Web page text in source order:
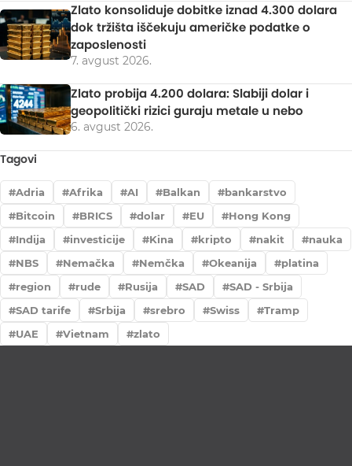
Zlato konsoliduje dobitke iznad 4.300 dolara
dok tržišta iščekuju američke podatke o
zaposlenosti
7. avgust 2026.
Zlato probija 4.200 dolara: Slabiji dolar i
geopolitički rizici guraju metale u nebo
6. avgust 2026.
Tagovi
Adria Afrika AI Balkan
bankarstvo
Bitcoin
BRICS dolar EU
Hong Kong
Indija
investicije Kina kripto nakit
nauka
NBS
Nemačka Nemčka Okeanija
platina
region
rude Rusija SAD
SAD - Srbija
SAD tarife
Srbija srebro Swiss
Tramp
UAE
Vietnam zlato